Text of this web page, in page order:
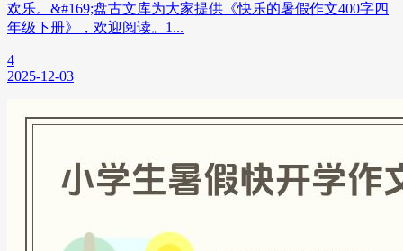
欢乐。&#169;盘古文库为大家提供《快乐的暑假作文400字四
年级下册》，欢迎阅读。1...
4
2025-12-03